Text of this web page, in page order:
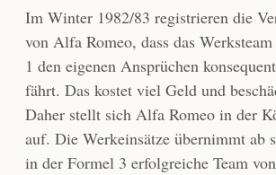
Im Winter 1982/83 registrieren die
von Alfa Romeo, dass das
1 den eigenen Ansprüchen
fährt. Das kostet viel Geld und
Daher stellt sich Alfa Romeo in der
auf. Die Werkeinsätze übernimmt ab
in der Formel 3 erfolgreiche Team